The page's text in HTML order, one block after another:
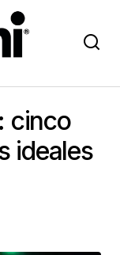
cinco
ideales